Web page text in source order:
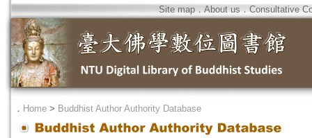
Site map．About us．Consultative
． Home > Buddhist Author Authority Database